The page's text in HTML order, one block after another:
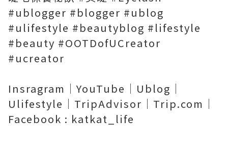
#ublogger #blogger #ublog
#ulifestyle #beautyblog #lifestyle
#beauty #OOTDofUCreator
#ucreator
Insragram｜YouTube｜Ublog｜
Ulifestyle｜TripAdvisor｜Trip.com｜
Facebook : katkat_life